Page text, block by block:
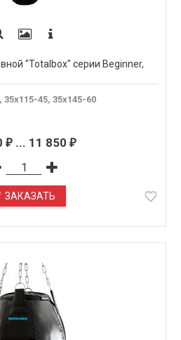
"Totalbox" серии Beginner,
35х115-45, 35х145-60
₽... 11 850 ₽
ЗАКАЗАТЬ